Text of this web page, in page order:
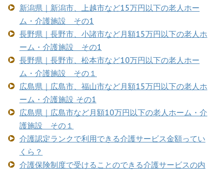
新潟県｜新潟市、上越市など15万円以下の老人ホー
ム・介護施設 その1
長野県｜長野市、小諸市など月額15万円以下の老人ホ
ーム・介護施設 その1
長野県｜長野市、松本市など10万円以下の老人ホー
ム・介護施設 その１
広島県｜広島市、福山市など月額15万円以下の老人ホ
ーム・介護施設 その1
広島県｜広島市など月額10万円以下の老人ホーム・介
護施設 その１
介護認定ランクで利用できる介護サービス金額ってい
くら？
介護保険制度で受けることのできる介護サービスの内